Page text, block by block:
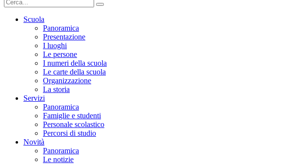
Scuola
Panoramica
Presentazione
I luoghi
Le persone
I numeri della scuola
Le carte della scuola
Organizzazione
La storia
Servizi
Panoramica
Famiglie e studenti
Personale scolastico
Percorsi di studio
Novità
Panoramica
Le notizie